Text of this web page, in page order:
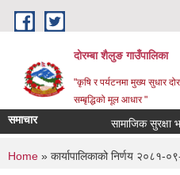
Skip to main content
दोरम्बा शैलुङ गाउँपालिका
"कृषि र पर्यटनमा मुख्य सुधार
सम्बृद्धिको मूल आधार "
समाचार सामाजिक सुरक्षा
You are here
Home » कार्यापालिकाको निर्णय २०८१-